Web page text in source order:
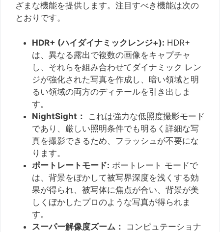
ざまな機能を提供します。注目すべき機能は次の
とおりです。
HDR+ (ハイダイナミックレンジ+): HDR+
は、異なる露出で複数の画像をキャプチャ
し、それらを組み合わせてダイナミック レン
ジが強化された写真を作成し、暗い領域と明
るい領域の両方のディテールを引き出しま
す。
NightSight：
これは強力な低照度撮影モード
であり、厳しい照明条件でも明るく詳細な写
真を撮影できるため、フラッシュが不要にな
ります。
ポートレートモード: ポートレート モードで
は、背景をぼかして被写界深度を浅くする効
果が得られ、被写体に焦点が合い、背景が美
しくぼかしたプロのような写真が得られま
す。
スーパー解像度ズーム：
コンピュテーショナ